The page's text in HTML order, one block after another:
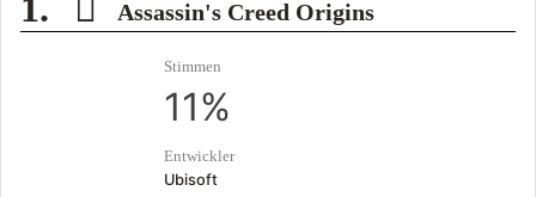
1. Assassin's Creed Origins
Stimmen
11%
Entwickler
Ubisoft